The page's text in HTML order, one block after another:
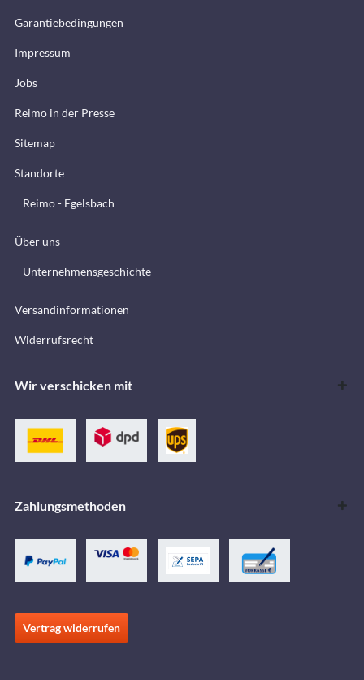
Garantiebedingungen
Impressum
Jobs
Reimo in der Presse
Sitemap
Standorte
Reimo - Egelsbach
Über uns
Unternehmensgeschichte
Versandinformationen
Widerrufsrecht
Wir verschicken mit
Zahlungsmethoden
Vertrag widerrufen